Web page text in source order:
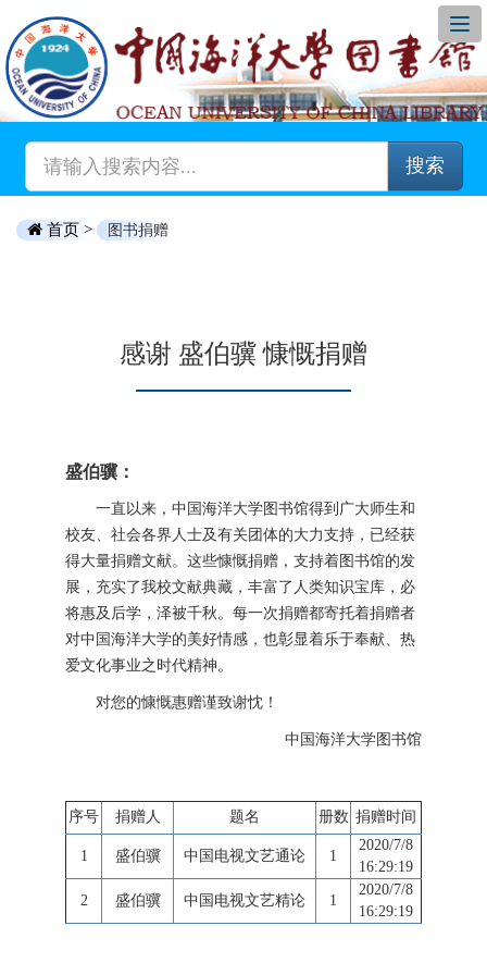
搜索
首页 > 图书捐赠
感谢 盛伯骥 慷慨捐赠
盛伯骥：
一直以来，中国海洋大学图书馆得到广大师生和
校友、社会各界人士及有关团体的大力支持，已经获
得大量捐赠文献。这些慷慨捐赠，支持着图书馆的发
展，充实了我校文献典藏，丰富了人类知识宝库，必
将惠及后学，泽被千秋。每一次捐赠都寄托着捐赠者
对中国海洋大学的美好情感，也彰显着乐于奉献、热
爱文化事业之时代精神。
对您的慷慨惠赠谨致谢忱！
中国海洋大学图书馆
序号 捐赠人 题名 册数 捐赠时间
1 盛伯骥 中国电视文艺通论 1
2020/7/8
16:29:19
2 盛伯骥 中国电视文艺精论 1
2020/7/8
16:29:19